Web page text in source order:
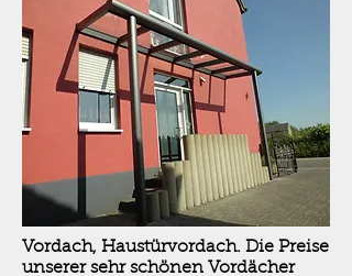
Vordach, Haustürvordach. Die Preise
unserer sehr schönen Vordächer